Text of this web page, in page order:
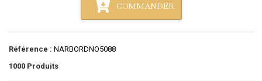
COMMANDER
Référence : NARBORDNO5088
1000 Produits